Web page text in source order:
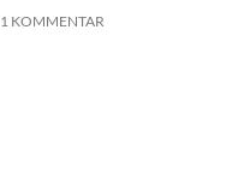
1 KOMMENTAR